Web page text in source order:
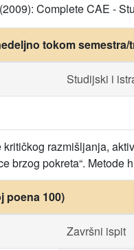
Complete CAE -
tokom
Studijski i
kritičkog razmišljanja,
brzog pokreta“. Metode
poena 100)
Završni ispit